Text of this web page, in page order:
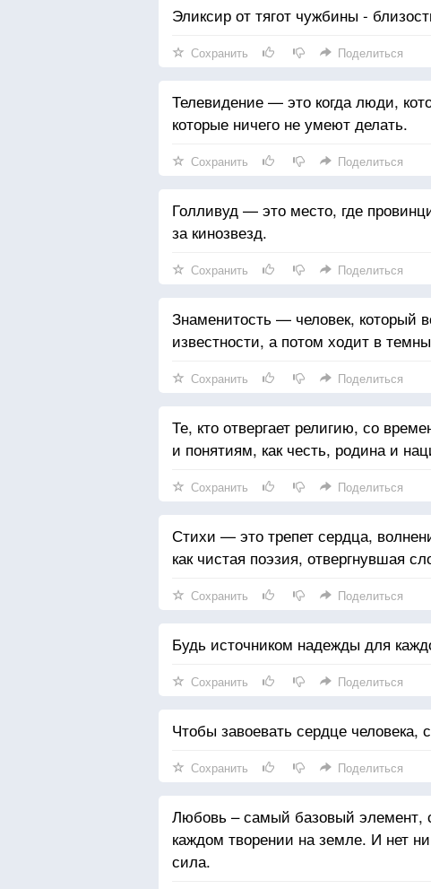
Эликсир от тягот чужбины -
Сохранить Поделиться
Телевидение — это когда люди,
которые ничего не умеют делать.
Сохранить Поделиться
Голливуд — это место, где
за кинозвезд.
Сохранить Поделиться
Знаменитость — человек, который
известности, а потом ходит в
Сохранить Поделиться
Те, кто отвергает религию, со
и понятиям, как честь, родина и
Сохранить Поделиться
Стихи — это трепет сердца,
как чистая поэзия, отвергнувшая
Сохранить Поделиться
Будь источником надежды для
Сохранить Поделиться
Чтобы завоевать сердце
Сохранить Поделиться
Любовь – самый базовый элемент,
каждом творении на земле. И нет
сила.